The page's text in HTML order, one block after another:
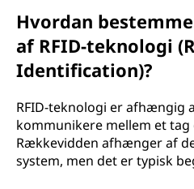
Hvordan
af RFID-teknologi
Identification)?
RFID-teknologi er afhængig
kommunikere mellem et tag
Rækkevidden afhænger af
system, men det er typisk